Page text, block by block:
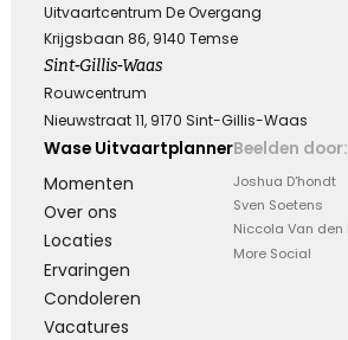
Uitvaartcentrum De Overgang
Krijgsbaan 86, 9140 Temse
Sint-Gillis-Waas
Rouwcentrum
Nieuwstraat 11, 9170 Sint-Gillis-Waas
Wase Uitvaartplanner
Momenten
Over ons
Locaties
Ervaringen
Condoleren
Vacatures
Beelden door:
Joshua D'hondt
Sven Soetens
Niccola Van den
More Social